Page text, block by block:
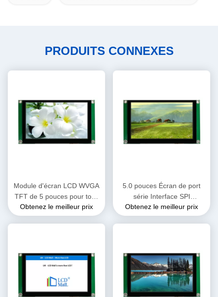
PRODUITS CONNEXES
Module d'écran LCD WVGA
TFT de 5 pouces pour tous
les microcontrôleurs tels que
Aduno/Raspberry
Obtenez le meilleur prix
5.0 pouces Écran de port
série Interface SPI
800*RGB*480 Résolution
TFT Modules LCD avec CTP
Obtenez le meilleur prix